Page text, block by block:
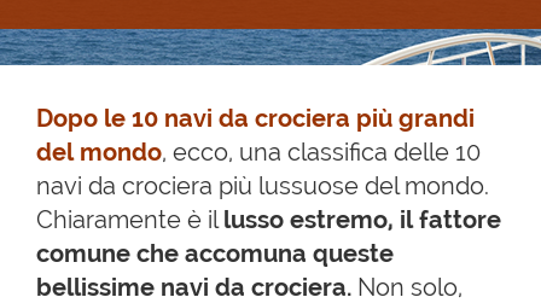
Dopo le 10 navi da crociera più grandi
del mondo, ecco, una classifica delle 10
navi da crociera più lussuose del mondo.
Chiaramente è illusso estremo, il fattore
comune che accomuna queste
bellissime navi da crociera. Non solo,